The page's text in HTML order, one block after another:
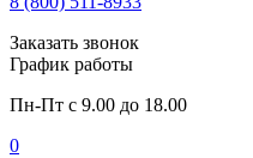
Заказать звонок
График работы
Пн-Пт с 9.00 до 18.00
0